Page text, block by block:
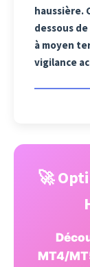
haussière.
dessous
à moyen
vigilance
🚀
MT4/